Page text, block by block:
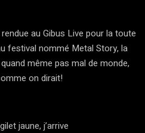
au Gibus Live pour la toute
festival nommé Metal Story, la
même pas mal de monde,
on dirait!
jaune, j’arrive